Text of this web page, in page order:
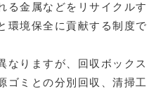
る金属などをリサイクルす
環境保全に貢献する制度で
なりますが、回収ボックス
ゴミとの分別回収、清掃工